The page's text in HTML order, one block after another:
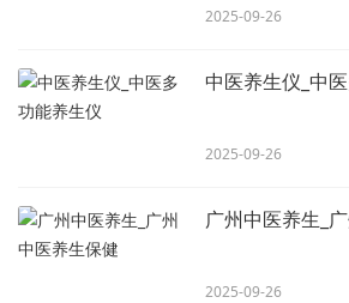
2025-09-26
中医养生仪_中
2025-09-26
广州中医养生_
2025-09-26